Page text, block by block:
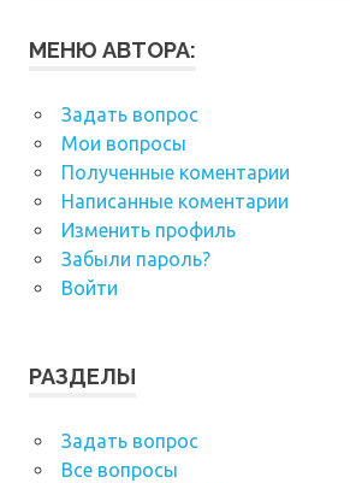
МЕНЮ АВТОРА:
Задать вопрос
Мои вопросы
Полученные коментарии
Написанные коментарии
Изменить профиль
Забыли пароль?
Войти
РАЗДЕЛЫ
Задать вопрос
Все вопросы